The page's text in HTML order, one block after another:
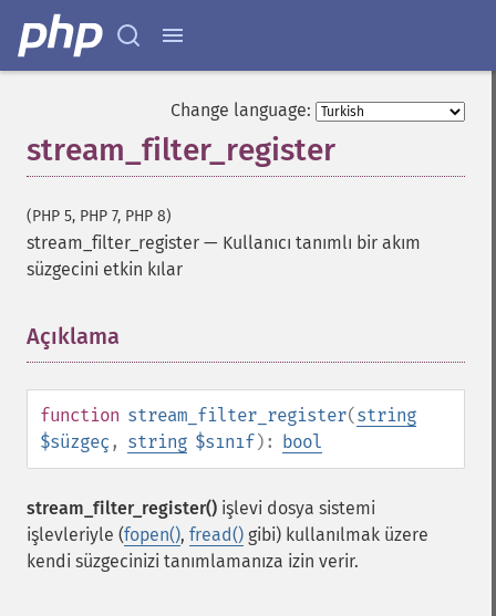
Change language:
stream_filter_register
(PHP 5, PHP 7, PHP 8)
stream_filter_register — Kullanıcı tanımlı bir akım
süzgecini etkin kılar
Açıklama
function stream_filter_register(string
$süzgeç , string $sınıf): bool
stream_filter_register() işlevi dosya sistemi
işlevleriyle (fopen(), fread() gibi) kullanılmak üzere
kendi süzgecinizi tanımlamanıza izin verir.